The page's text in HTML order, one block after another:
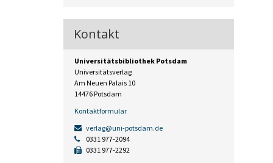
Kontakt
Universitätsbibliothek Potsdam
Universitätsverlag
Am Neuen Palais 10
14476 Potsdam
Kontaktformular
verlag@uni-potsdam.de
0331 977-2094
0331 977-2292